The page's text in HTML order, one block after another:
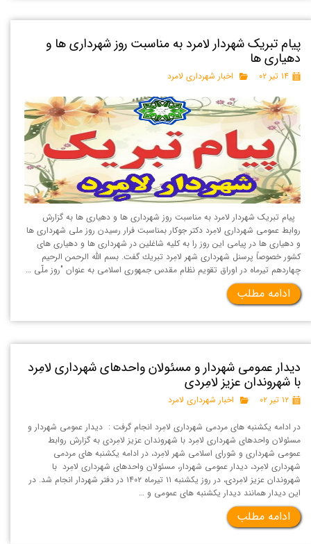
پیام تبریک شهردار لامرد به مناسبت روز شهرداری ها و
دهیاری ها
۱۴ تیر ۰۲ اخبار شهرداری لامرد
پیام تبریک شهردار لامرد به مناسبت روز شهرداری ها و دهیاری ها به گزارش
روابط عمومی شهرداری لامِرد دكتر جوکار بمناسبت فرار رسيدن روز ملی شهرداری ها
و دهياری ها در پيامی اين روز را به كليه شاغلين در شهرداری ها و دهياری های
كشور خصوصاً پرسنل شهرداری شهر لامِرد تبريك گفت. بسم الله الرحمن الرحیم
چهاردهم تیرماه در اوراق تقویم نظام مقدس جمهوری اسلامی به عنوان "روز ملّی …
ادامه مطلب
دیدار عمومی شهردار و مسئولان واحدهای شهرداری لامِرد
با شهروندان عزیز لامِردی
۱۲ تیر ۰۲ اخبار شهرداری لامرد
در ادامه یکشنبه های مردمی شهرداری لامِرد انجام گرفت : دیدار عمومی شهردار و
مسئولان واحدهای شهرداری لامِرد با شهروندان عزیز لامِردی به گزارش روابط
عمومی شهرداری و شورای اسلامی شهر لامِرد، در ادامه یکشنبه های مردمی
شهرداری لامِرد، دیدار عمومی شهردار، مسئولان واحدهای شهرداری لامِرد با
شهروندان عزیز لامِردی، در روز یکشنبه ۱۱ تیرماه ۱۴۰۲ در دفتر شهردار انجام شد. در
این دیدار همانند دیدار یکشنبه های عمومی و …
ادامه مطلب